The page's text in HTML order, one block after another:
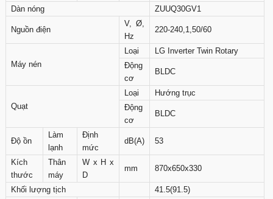
Dàn nóng ZUUQ30GV1
Nguồn điện
V, Ø,
Hz
220-240,1,50/60
Máy nén
Loại
LG Inverter Twin Rotary
Động
cơ
BLDC
Quạt
Loại
Hướng trục
Động
cơ
BLDC
Độ ồn
Làm
lạnh
Định
mức
dB(A) 53
Kích
thước
Thân
máy
W x H x
D
mm 870x650x330
Khối lượng tịch 41.5(91.5)